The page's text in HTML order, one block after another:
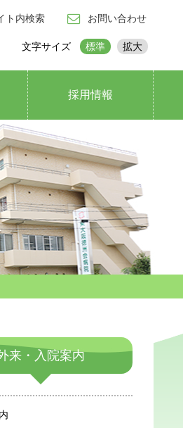
ト内検索 お問い合わせ
文字サイズ 標準 拡大
採用情報
来・入院案内